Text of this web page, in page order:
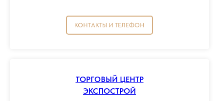
КОНТАКТЫ И ТЕЛЕФОН
ТОРГОВЫЙ ЦЕНТР
ЭКСПОСТРОЙ